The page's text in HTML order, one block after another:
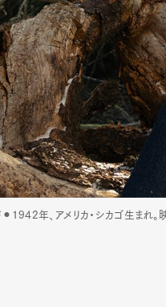
⚫︎1942年、アメリカ・シカゴ生まれ